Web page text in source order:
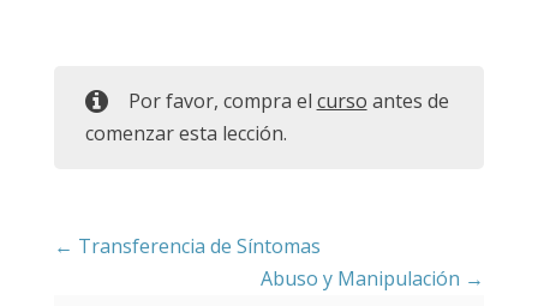
Por favor, compra el curso antes de
comenzar esta lección.
Transferencia de Síntomas
Abuso y Manipulación